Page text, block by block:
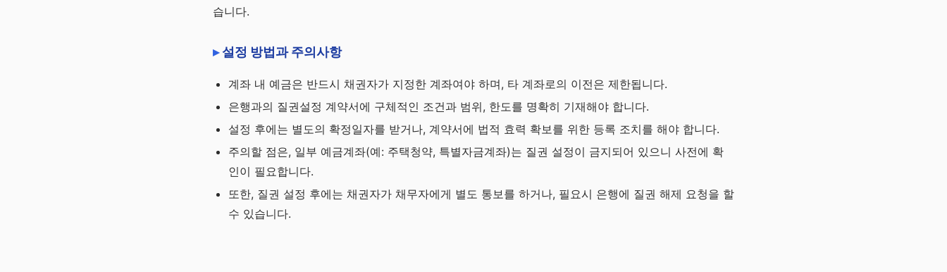
습니다.
설정 방법과 주의사항
계좌 내 예금은 반드시 채권자가 지정한 계좌여야 하며, 타 계좌로의 이전은 제한됩니다.
은행과의 질권설정 계약서에 구체적인 조건과 범위, 한도를 명확히 기재해야 합니다.
설정 후에는 별도의 확정일자를 받거나, 계약서에 법적 효력 확보를 위한 등록 조치를 해야 합니다.
주의할 점은, 일부 예금계좌(예: 주택청약, 특별자금계좌)는 질권 설정이 금지되어 있으니 사전에 확
인이 필요합니다.
또한, 질권 설정 후에는 채권자가 채무자에게 별도 통보를 하거나, 필요시 은행에 질권 해제 요청을 할
수 있습니다.